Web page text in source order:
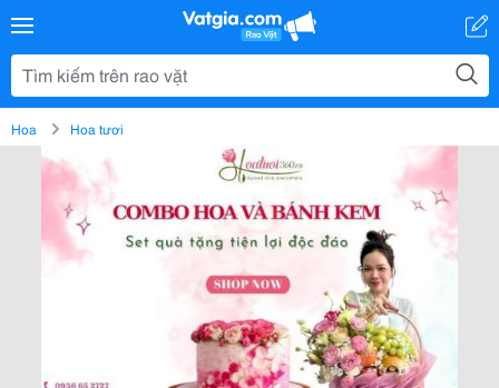
Hoa Hoa tươi